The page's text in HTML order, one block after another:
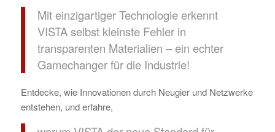
Mit einzigartiger Technologie erkennt
VISTA selbst kleinste Fehler in
transparenten Materialien – ein echter
Gamechanger für die Industrie!
Entdecke, wie Innovationen durch Neugier und Netzwerke
entstehen, und erfahre,